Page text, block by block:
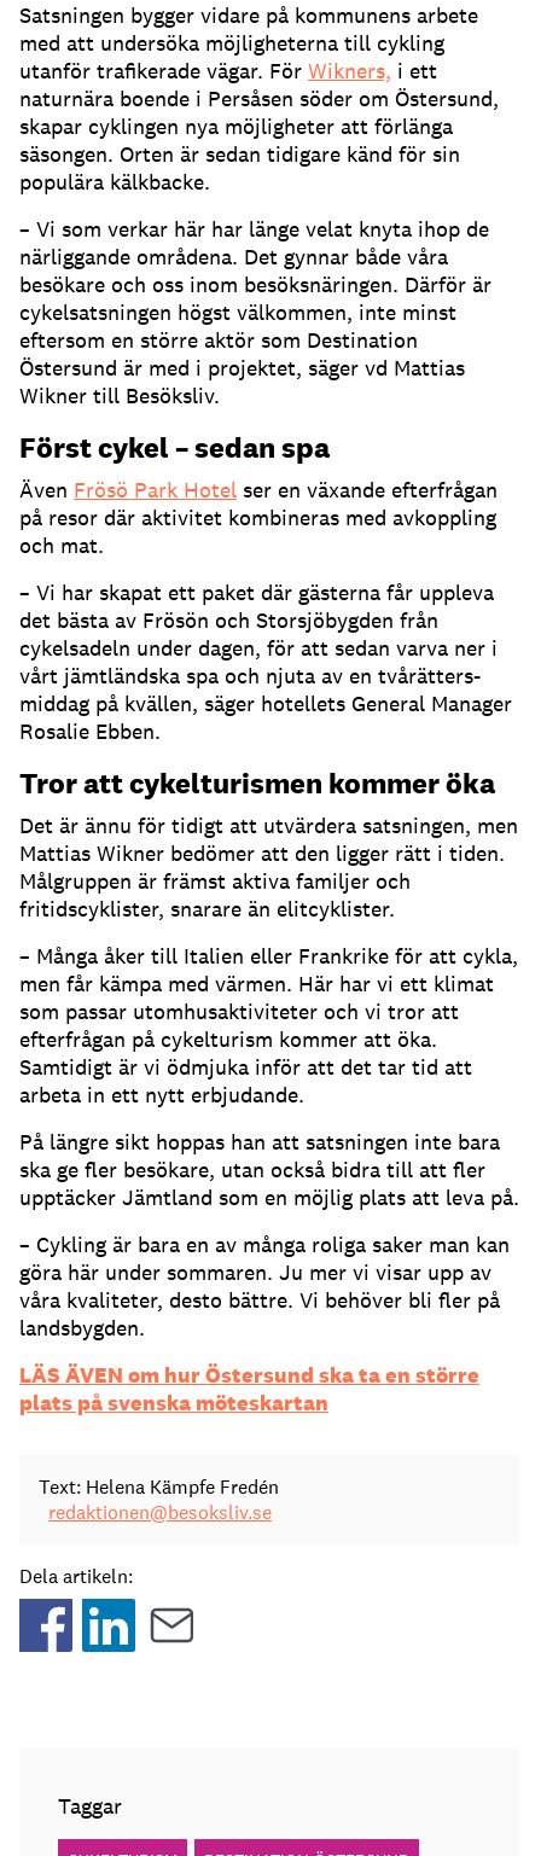
Satsningen bygger vidare på kommunens arbete
med att undersöka möjligheterna till cykling
utanför trafikerade vägar. För Wikners, i ett
naturnära boende i Persåsen söder om Östersund,
skapar cyklingen nya möjligheter att förlänga
säsongen. Orten är sedan tidigare känd för sin
populära kälkbacke.
– Vi som verkar här har länge velat knyta ihop de
närliggande områdena. Det gynnar både våra
besökare och oss inom besöksnäringen. Därför är
cykelsatsningen högst välkommen, inte minst
eftersom en större aktör som Destination
Östersund är med i projektet, säger vd Mattias
Wikner till Besöksliv.
Först cykel – sedan spa
Även Frösö Park Hotel ser en växande efterfrågan
på resor där aktivitet kombineras med avkoppling
och mat.
– Vi har skapat ett paket där gästerna får uppleva
det bästa av Frösön och Storsjöbygden från
cykelsadeln under dagen, för att sedan varva ner i
vårt jämtländska spa och njuta av en tvårätters-
middag på kvällen, säger hotellets General Manager
Rosalie Ebben.
Tror att cykelturismen kommer öka
Det är ännu för tidigt att utvärdera satsningen, men
Mattias Wikner bedömer att den ligger rätt i tiden.
Målgruppen är främst aktiva familjer och
fritidscyklister, snarare än elitcyklister.
– Många åker till Italien eller Frankrike för att cykla,
men får kämpa med värmen. Här har vi ett klimat
som passar utomhusaktiviteter och vi tror att
efterfrågan på cykelturism kommer att öka.
Samtidigt är vi ödmjuka inför att det tar tid att
arbeta in ett nytt erbjudande.
På längre sikt hoppas han att satsningen inte bara
ska ge fler besökare, utan också bidra till att fler
upptäcker Jämtland som en möjlig plats att leva på.
– Cykling är bara en av många roliga saker man kan
göra här under sommaren. Ju mer vi visar upp av
våra kvaliteter, desto bättre. Vi behöver bli fler på
landsbygden.
LÄS ÄVEN om hur Östersund ska ta en större
plats på svenska möteskartan
Text: Helena Kämpfe Fredén
redaktionen@besoksliv.se
Dela artikeln:
Taggar